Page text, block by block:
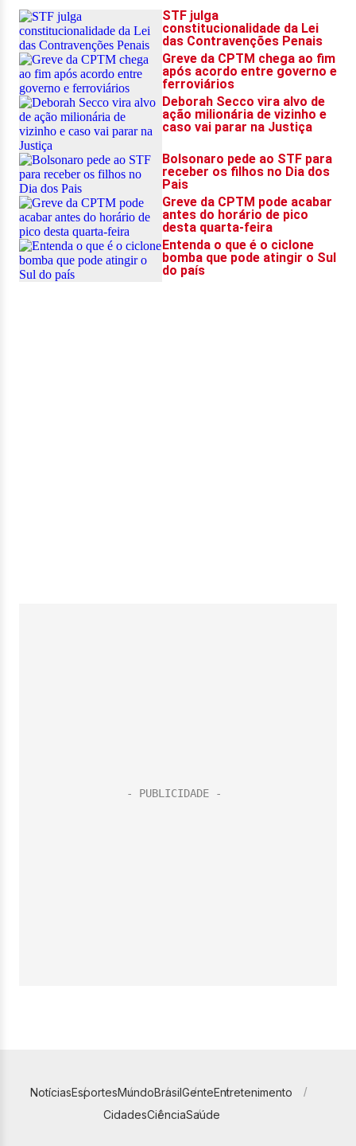
NotíciasEsportesMundoBrasilGenteEntretenimento
CidadesCiênciaSaúde